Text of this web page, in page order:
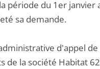
période du 1er janvier
sa demande.
d'appel
de la société Habitat